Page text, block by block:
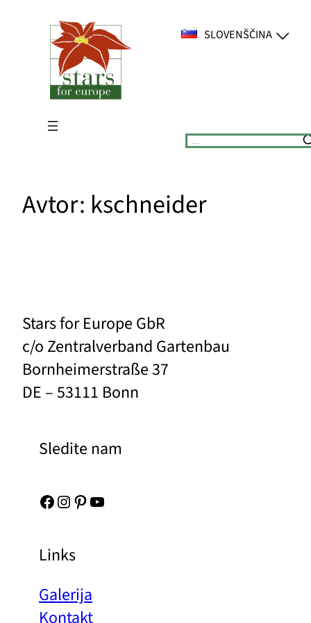
SLOVENŠČINA
Suchen
Avtor: kschneider
Stars for Europe GbR
c/o Zentralverband Gartenbau
Bornheimerstraße 37
DE – 53111 Bonn
Sledite nam
Facebook Instagram Pinterest YouTube
Links
Galerija
Kontakt